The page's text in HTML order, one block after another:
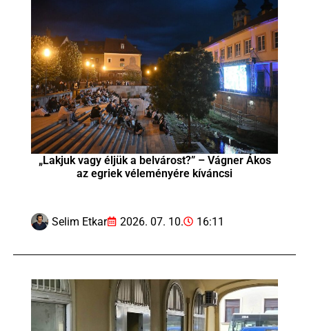
„Lakjuk vagy éljük a belvárost?” – Vágner Ákos
az egriek véleményére kíváncsi
Selim Etkar 2026. 07. 10. 16:11